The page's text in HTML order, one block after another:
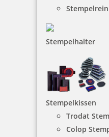
Stempelhalter
Stempelkissen
Trodat
Colop
jetStamp 990